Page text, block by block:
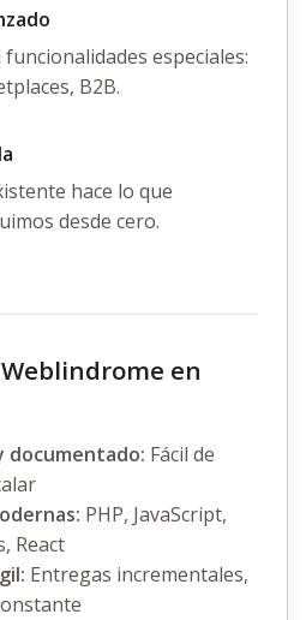
especiales:
B2B.
hace lo que
desde cero.
en
documentado: Fácil de
PHP, JavaScript,
React
Entregas incrementales,